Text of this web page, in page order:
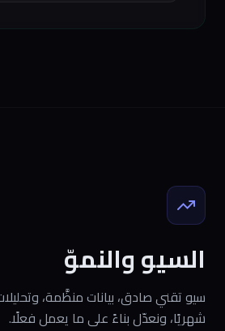
السيو والنموّ
سيو تقني صادق، بيانات منظَّمة،
شهريًا، ونعدّل بناءً على ما يعمل فعلًا.